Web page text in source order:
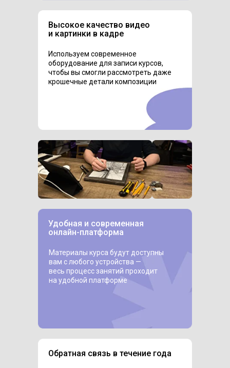
Используем современное
оборудование для записи курсов,
чтобы вы смогли рассмотреть даже
крошечные детали композиции
Высокое качество видео
и картинки в кадре
Обратная связь в течение года
Материалы курса будут доступны
вам с любого устройства —
весь процесс занятий проходит
на удобной платформе
Удобная и современная
онлайн-платформа